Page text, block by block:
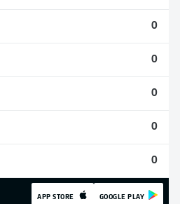
0
0
0
0
0
APP STORE GOOGLE PLAY